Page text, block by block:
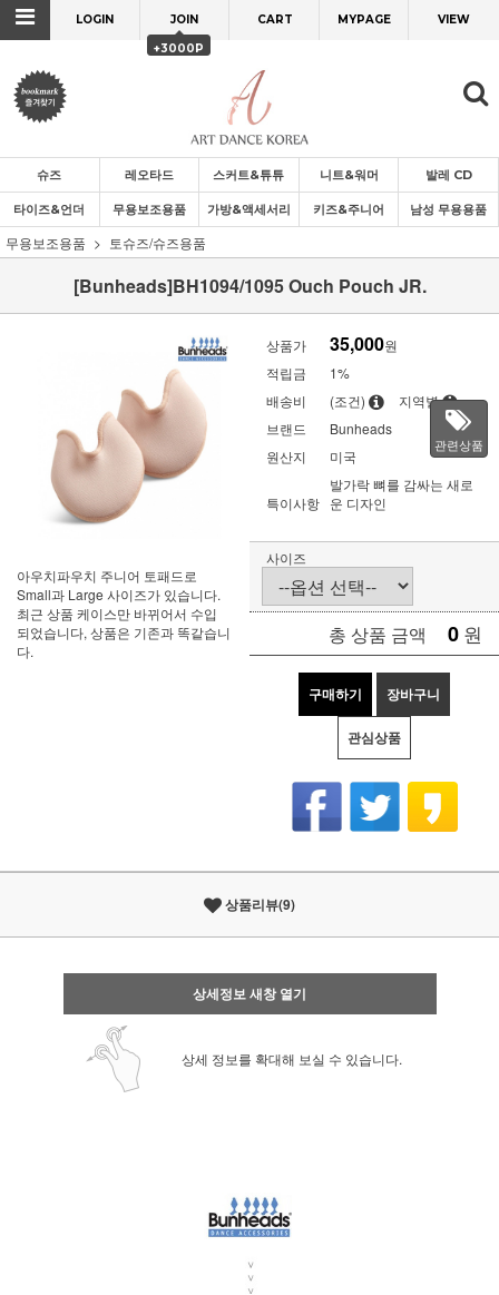
LOGIN
JOIN
+3000P
CART MYPAGE VIEW
슈즈 레오타드 스커트&튜튜 니트&워머 발레 CD
타이즈&언더 무용보조용품 가방&액세서리 키즈&주니어 남성 무용용품
무용보조용품 토슈즈/슈즈용품
[Bunheads]BH1094/1095 Ouch Pouch JR.
아우치파우치 주니어 토패드로
Small과 Large 사이즈가 있습니다.
최근 상품 케이스만 바뀌어서 수입
되었습니다, 상품은 기존과 똑같습니
다.
상품가 35,000원
적립금
1%
배송비
(조건)
지역별
브랜드
Bunheads
원산지
미국
특이사항
발가락 뼈를 감싸는 새로
운 디자인
관련상품
사이즈
총 상품 금액 0 원
구매하기 장바구니
관심상품
상품리뷰(9)
상세정보 새창 열기
상세 정보를 확대해 보실 수 있습니다.